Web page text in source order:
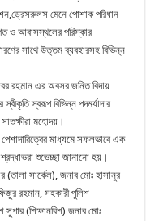
মেনে পোশাক পরিধান
ও আবাসস্থলের পরিস্কার
সাথে উত্তম ব্যবহারসহ বিভিন্ন
রহমান এর অবসর জনিত বিদায়
স্বরূপ বিভিন্ন পদমর্যাদার
মহোদয়।
মাধ্যমে সফলভাবে এক
শুভেচ্ছা জানানো হয়।
সার্কেল), জনাব মোঃ হাসানুর
রহমান, সহকারী পুলিশ
(শিক্ষানবিশ) জনাব মোঃ